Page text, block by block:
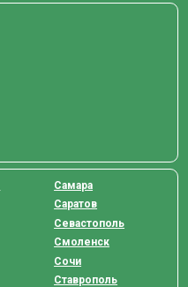
Самара
Саратов
Севастополь
Смоленск
Сочи
Ставрополь